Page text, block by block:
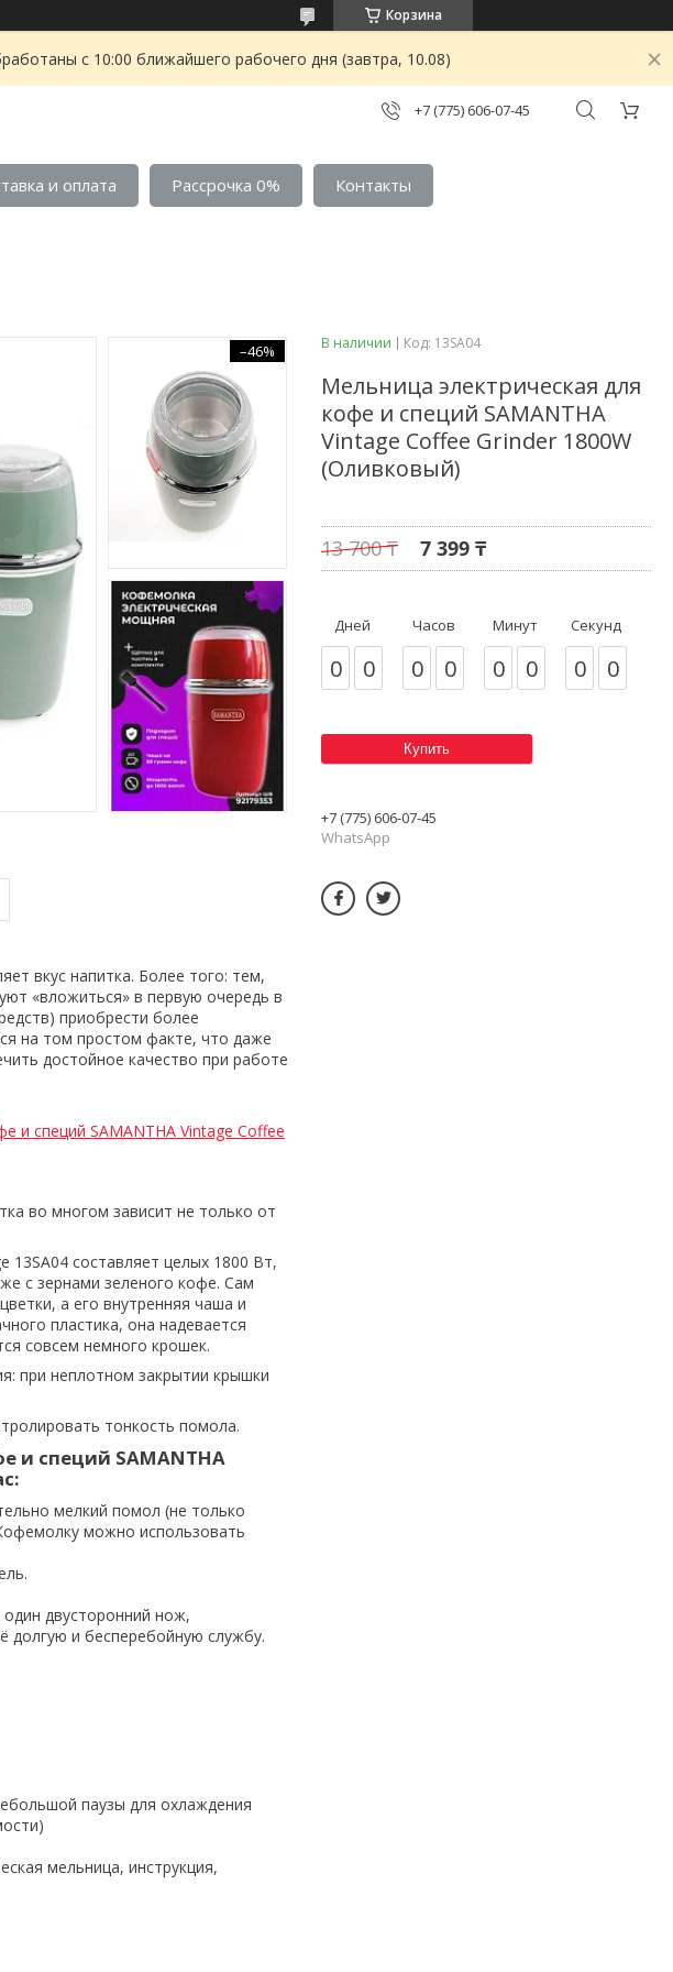
Корзина
с 10:00 ближайшего рабочего дня (завтра, 10.08)
+7 (775) 606-07-45
и оплата Рассрочка 0%
Контакты
–46%
вкус напитка. Более того: тем,
«вложиться» в первую очередь в
приобрести более
на том простом факте, что даже
достойное качество при работе
и специй SAMANTHA Vintage Coffee
во многом зависит не только от
составляет целых 1800 Вт,
с зернами зеленого кофе. Сам
а его внутренняя чаша и
пластика, она надевается
совсем немного крошек.
при неплотном закрытии крышки
тонкость помола.
и специй SAMANTHA
мелкий помол (не только
можно использовать
двусторонний нож,
долгую и бесперебойную службу.
паузы для охлаждения
мельница, инструкция,
В наличии Код: 13SA04
Мельница электрическая для
кофе и специй SAMANTHA
Vintage Coffee Grinder 1800W
(Оливковый)
13 700 ₸ 7 399 ₸
Дней
0 0
Часов
0 0
Минут
0 0
Секунд
0 0
Купить
+7 (775) 606-07-45
WhatsApp